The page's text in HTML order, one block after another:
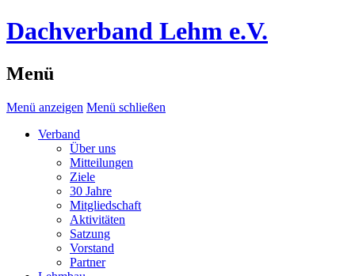
Dachverband Lehm e.V.
Menü
Menü anzeigen Menü schließen
Verband
Über uns
Mitteilungen
Ziele
30 Jahre
Mitgliedschaft
Aktivitäten
Satzung
Vorstand
Partner